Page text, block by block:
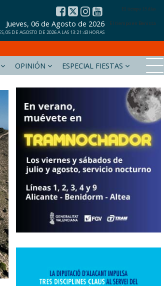
El tiempo 15 días
El tiempo en Benissa
Jueves, 06 de Agosto de 2026
05 DE AGOSTO DE 2026 A LAS 13:21:43 HORAS
xabiaaldia.com Marinabaixadigital.com
OPINIÓN ESPECIAL FIESTAS